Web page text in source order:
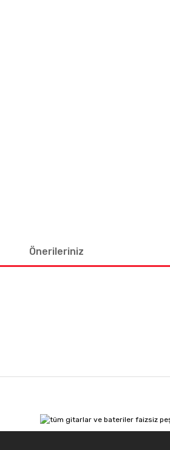
Önerileriniz
Yorum Yaz